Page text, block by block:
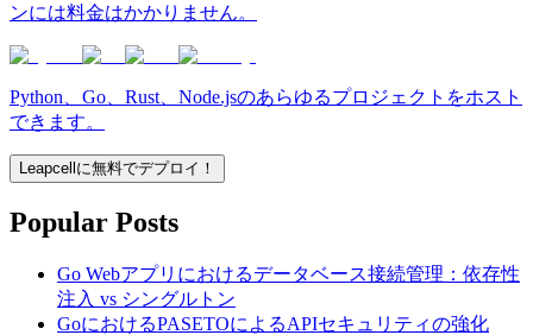
ンには料金はかかりません。
Python、Go、Rust、Node.jsのあらゆるプロジェクトをホスト
できます。
Leapcellに無料でデプロイ！
Popular Posts
Go Webアプリにおけるデータベース接続管理：依存性
注入 vs シングルトン
GoにおけるPASETOによるAPIセキュリティの強化